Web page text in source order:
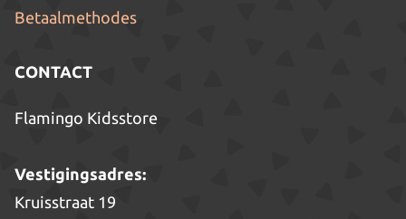
Betaalmethodes
CONTACT
Flamingo Kidsstore
Vestigingsadres:
Kruisstraat 19